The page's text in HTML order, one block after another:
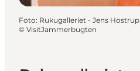
Foto: Rukugalleriet - Jens Hostrup
© VisitJammerbugten